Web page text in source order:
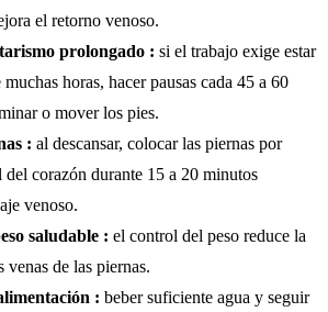
el retorno venoso.
prolongado : si el trabajo exige estar
horas, hacer pausas cada 45 a 60
o mover los pies.
: al descansar, colocar las piernas por
corazón durante 15 a 20 minutos
venoso.
saludable : el control del peso reduce la
venas de las piernas.
: beber suficiente agua y seguir